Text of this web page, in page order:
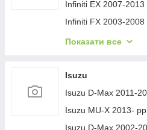
Jeep Cherokee XJ
Infiniti EX 2007-2013
Infiniti FX 2003-2008
Infiniti FX 2008-2012
Infiniti Q30 2015-2024
Infiniti Q50/Q60
Infiniti QX50 2013-
Infiniti QX56 2010-
Показати все
Isuzu
Isuzu D-Max 2011-
Isuzu MU-X 2013- рр.
Isuzu D-Max 2002-